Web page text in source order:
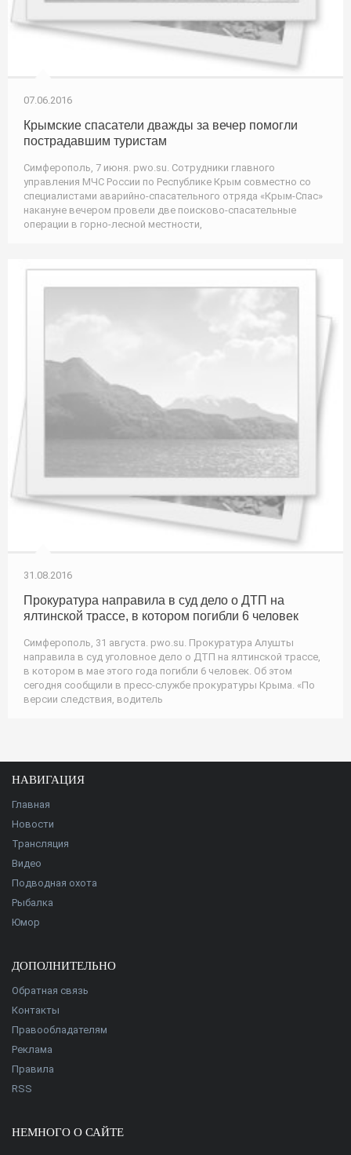
07.06.2016
Крымские спасатели дважды за вечер помогли
пострадавшим туристам
Симферополь, 7 июня. pwo.su. Сотрудники главного
управления МЧС России по Республике Крым совместно со
специалистами аварийно-спасательного отряда «Крым-Спас»
накануне вечером провели две поисково-спасательные
операции в горно-лесной местности,
31.08.2016
Прокуратура направила в суд дело о ДТП на
ялтинской трассе, в котором погибли 6 человек
Симферополь, 31 августа. pwo.su. Прокуратура Алушты
направила в суд уголовное дело о ДТП на ялтинской трассе,
в котором в мае этого года погибли 6 человек. Об этом
сегодня сообщили в пресс-службе прокуратуры Крыма. «По
версии следствия, водитель
НАВИГАЦИЯ
Главная
Новости
Трансляция
Видео
Подводная охота
Рыбалка
Юмор
ДОПОЛНИТЕЛЬНО
Обратная связь
Контакты
Правообладателям
Реклама
Правила
RSS
НЕМНОГО О САЙТЕ